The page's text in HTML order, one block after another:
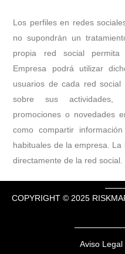
Los perfiles en redes
no supondrán un
propia red social permita
Empresa podrá utilizar
usuarios de cada red
sobre sus actividades,
promociones o novedades
como compartir
habituales de la empresa.
directamente de la red social.
COPYRIGHT © 2025
Aviso Legal